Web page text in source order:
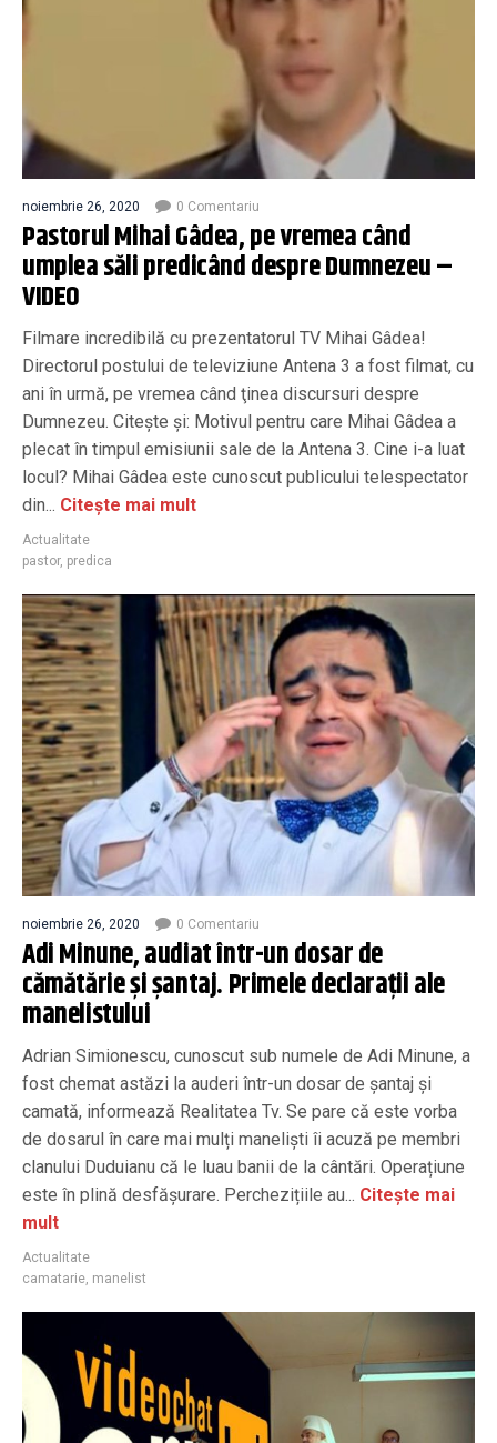
noiembrie 26, 2020 0 Comentariu
Pastorul Mihai Gâdea, pe vremea când
umplea săli predicând despre Dumnezeu –
VIDEO
Filmare incredibilă cu prezentatorul TV Mihai Gâdea!
Directorul postului de televiziune Antena 3 a fost filmat, cu
ani în urmă, pe vremea când ţinea discursuri despre
Dumnezeu. Citește și: Motivul pentru care Mihai Gâdea a
plecat în timpul emisiunii sale de la Antena 3. Cine i-a luat
locul? Mihai Gâdea este cunoscut publicului telespectator
din... Citește mai mult
Actualitate
pastor, predica
noiembrie 26, 2020 0 Comentariu
Adi Minune, audiat într-un dosar de
cămătărie și șantaj. Primele declarații ale
manelistului
Adrian Simionescu, cunoscut sub numele de Adi Minune, a
fost chemat astăzi la auderi într-un dosar de șantaj și
camată, informează Realitatea Tv. Se pare că este vorba
de dosarul în care mai mulți maneliști îi acuză pe membri
clanului Duduianu că le luau banii de la cântări. Operațiune
este în plină desfășurare. Perchezițiile au... Citește mai
mult
Actualitate
camatarie, manelist